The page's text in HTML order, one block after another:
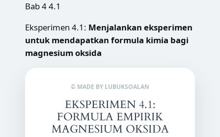
Bab 4 4.1
Eksperimen 4.1: Menjalankan eksperimen
untuk mendapatkan formula kimia bagi
magnesium oksida
© MADE BY LUBUKSOALAN
EKSPERIMEN 4.1:
FORMULA EMPIRIK
MAGNESIUM OKSIDA